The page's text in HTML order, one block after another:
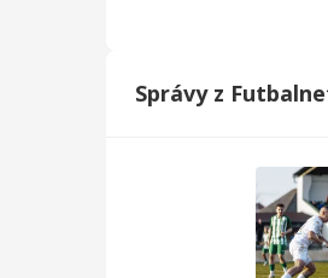
Správy z